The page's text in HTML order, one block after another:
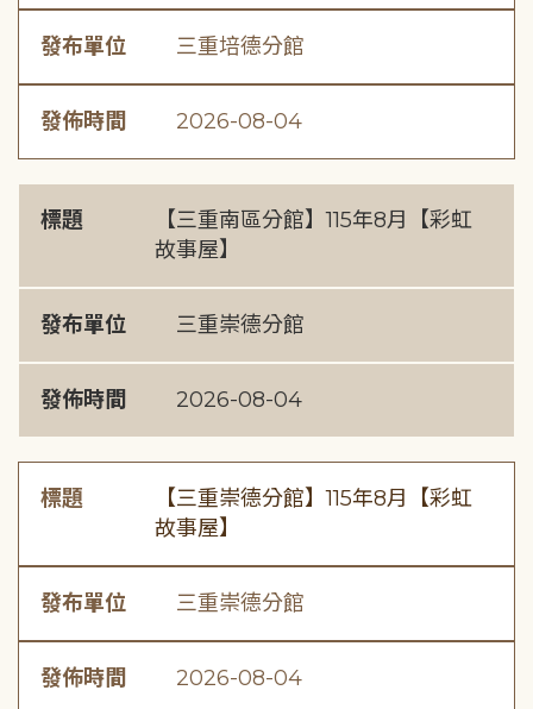
發布單位 三重培德分館
發佈時間 2026-08-04
標題
【三重南區分館】115年8月【彩虹
故事屋】
發布單位 三重崇德分館
發佈時間 2026-08-04
標題
【三重崇德分館】115年8月【彩虹
故事屋】
發布單位 三重崇德分館
發佈時間 2026-08-04